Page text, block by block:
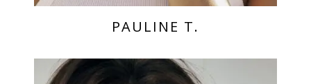
PAULINE T.